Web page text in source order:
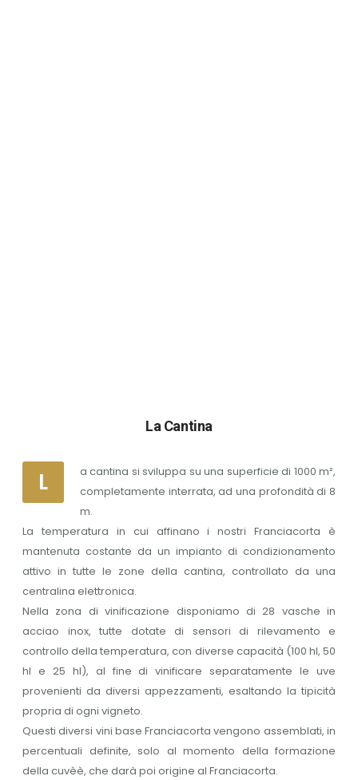
La Cantina
L
a cantina si sviluppa su una superficie di 1000 m²,
completamente interrata, ad una profondità di 8
m.
La temperatura in cui affinano i nostri Franciacorta è
mantenuta costante da un impianto di condizionamento
attivo in tutte le zone della cantina, controllato da una
centralina elettronica.
Nella zona di vinificazione disponiamo di 28 vasche in
acciao inox, tutte dotate di sensori di rilevamento e
controllo della temperatura, con diverse capacità (100 hl, 50
hl e 25 hl), al fine di vinificare separatamente le uve
provenienti da diversi appezzamenti, esaltando la tipicità
propria di ogni vigneto.
Questi diversi vini base Franciacorta vengono assemblati, in
percentuali definite, solo al momento della formazione
della cuvèè, che darà poi origine al Franciacorta.